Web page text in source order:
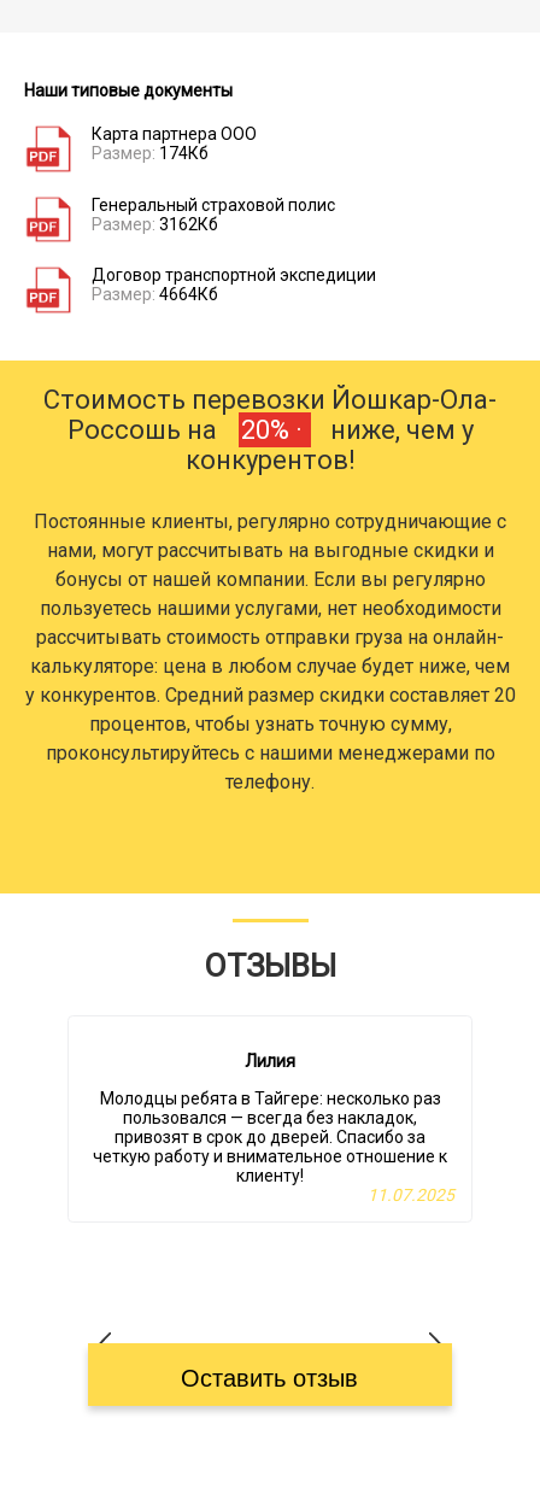
Наши типовые документы
Карта партнера ООО
Размер: 174Кб
Генеральный страховой полис
Размер: 3162Кб
Договор транспортной экспедиции
Размер: 4664Кб
Стоимость перевозки Йошкар-Ола-
Россошь на
20% ·
ниже, чем у
конкурентов!
Постоянные клиенты, регулярно сотрудничающие с
нами, могут рассчитывать на выгодные скидки и
бонусы от нашей компании. Если вы регулярно
пользуетесь нашими услугами, нет необходимости
рассчитывать стоимость отправки груза на онлайн-
калькуляторе: цена в любом случае будет ниже, чем
у конкурентов. Средний размер скидки составляет 20
процентов, чтобы узнать точную сумму,
проконсультируйтесь с нашими менеджерами по
телефону.
ОТЗЫВЫ
Лилия
Молодцы ребята в Тайгере: несколько раз
пользовался — всегда без накладок,
привозят в срок до дверей. Спасибо за
четкую работу и внимательное отношение к
клиенту!
11.07.2025
Оставить отзыв